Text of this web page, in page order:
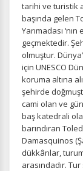
tarihi ve turistik
başında gelen
Yarımadası
geçmektedir.
olmuştur.
için UNESCO
koruma altına
şehirde
cami olan ve
baş katedrali
barındıran
Damasquinos
dükkânlar,
arasındadır.